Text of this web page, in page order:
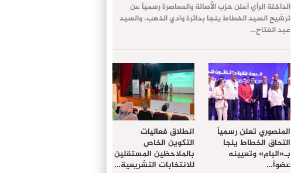
الداخلة الرأي أعلن حزب الأصالة والمعاصرة رسمياً عن
ترشيح السيد الخطاط ينجا بدائرة وادي الذهب، والسيد
عبد الفتاح…
المنصوري تعلن رسمياً
التحاق الخطاط ينجا
بـ«البام» وتعيينه
عضواً…
انطلاق فعاليات
التكوين الخاص
بالملاحظين المستقلين
للانتخابات التشريعية…